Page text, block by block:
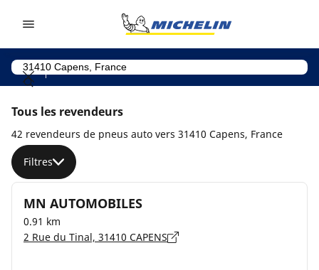
Tous les revendeurs
42 revendeurs de pneus auto vers 31410 Capens, France
Filtres
MN AUTOMOBILES
0.91 km
2 Rue du Tinal, 31410 CAPENS